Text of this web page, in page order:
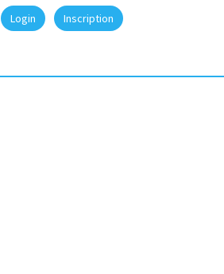
Login Inscription